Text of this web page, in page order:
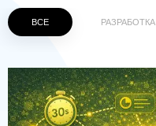
ВСЕ РАЗРАБОТКА